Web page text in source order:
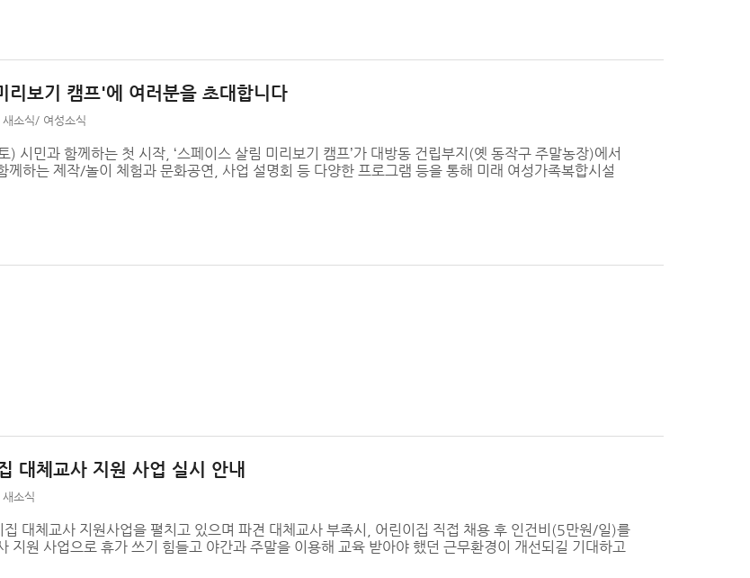
리보기 캠프'에 여러분을 초대합니다
새소식/ 여성소식
시민과 함께하는 첫 시작, ‘스페이스 살림 미리보기 캠프’가 대방동 건립부지(옛 동작구 주말농장)에서
께하는 제작/놀이 체험과 문화공연, 사업 설명회 등 다양한 프로그램 등을 통해 미래 여성가족복합시설
대체교사 지원 사업 실시 안내
새소식
집 대체교사 지원사업을 펼치고 있으며 파견 대체교사 부족시, 어린이집 직접 채용 후 인건비(5만원/일)를
지원 사업으로 휴가 쓰기 힘들고 야간과 주말을 이용해 교육 받아야 했던 근무환경이 개선되길 기대하고